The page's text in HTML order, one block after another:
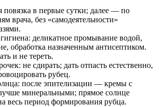
повязка в первые сутки; далее — по
врача, без «самодеятельности»
деликатное промывание водой,
обработка назначенным антисептиком.
и не тереть.
не сдирать; дать отпасть естественно,
рубец.
после эпителизации — кремы с
минеральными; прямое солнце
весь период формирования рубца.